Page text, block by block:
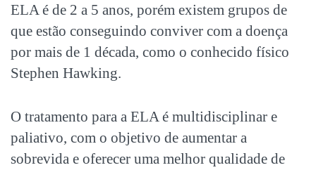
ELA é de 2 a 5 anos, porém existem grupos de
que estão conseguindo conviver com a doença
por mais de 1 década, como o conhecido físico
Stephen Hawking.
O tratamento para a ELA é multidisciplinar e
paliativo, com o objetivo de aumentar a
sobrevida e oferecer uma melhor qualidade de